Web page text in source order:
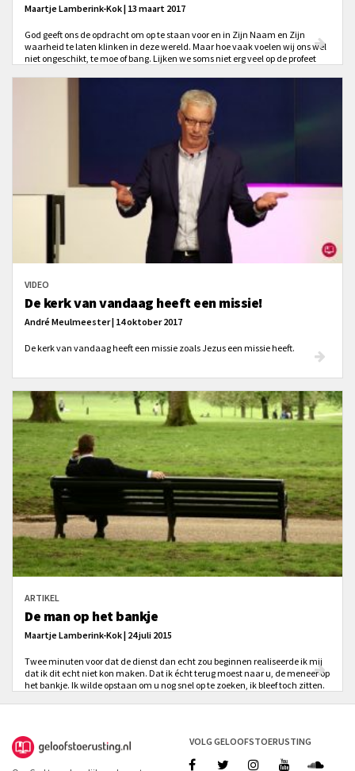
Maartje Lamberink-Kok | 13 maart 2017
God geeft ons de opdracht om op te staan voor en in Zijn Naam en Zijn
waarheid te laten klinken in deze wereld. Maar hoe vaak voelen wij ons wel
niet ongeschikt, te moe of bang. Lijken we soms niet erg veel op de profeet
VIDEO
De kerk van vandaag heeft een missie!
André Meulmeester | 14 oktober 2017
De kerk van vandaag heeft een missie zoals Jezus een missie heeft.
ARTIKEL
De man op het bankje
Maartje Lamberink-Kok | 24 juli 2015
Twee minuten voor dat de dienst dan echt zou beginnen realiseerde ik mij
dat ik dit echt niet kon maken. Dat ik écht terug moest naar u, de meneer op
het bankje. Ik wilde opstaan om u nog snel op te zoeken, ik bleef toch zitten.
VOLG GELOOFSTOERUSTING